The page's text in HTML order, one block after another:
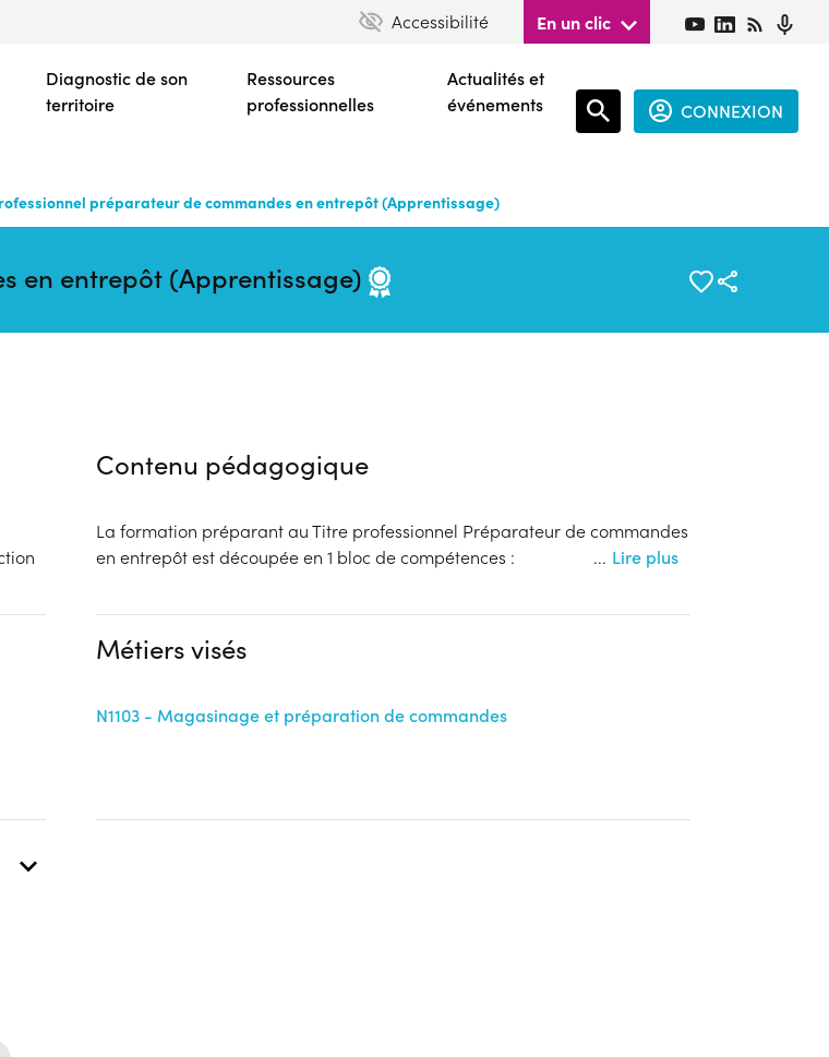
contenu
principal
Accessibilité En un clic
Diagnostic de son
territoire
Ressources
professionnelles
Actualités et
événements
CONNEXION
préparateur de commandes en entrepôt (Apprentissage)
en entrepôt (Apprentissage)
Contenu pédagogique
La formation préparant au Titre professionnel Préparateur de commandes
en entrepôt est découpée en 1 bloc de compétences : ... Lire plus
Métiers visés
N1103 - Magasinage et préparation de commandes